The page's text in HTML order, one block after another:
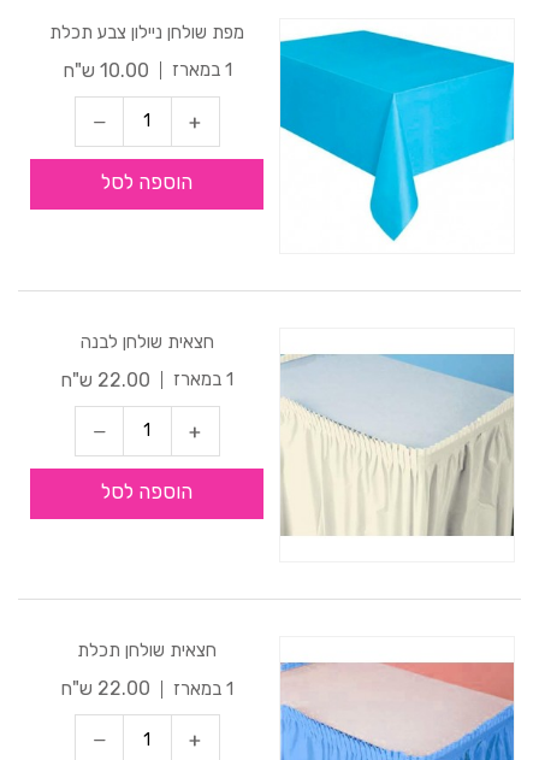
מפת שולחן ניילון צבע תכלת
1 במארז
10.00 ש"ח
הוספה לסל
חצאית שולחן לבנה
1 במארז
22.00 ש"ח
הוספה לסל
חצאית שולחן תכלת
1 במארז
22.00 ש"ח